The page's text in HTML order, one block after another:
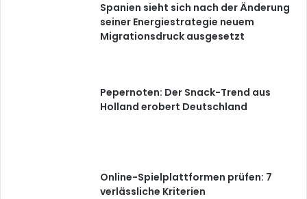
Spanien sieht sich nach der Änderung
seiner Energiestrategie neuem
Migrationsdruck ausgesetzt
Pepernoten: Der Snack-Trend aus
Holland erobert Deutschland
Online-Spielplattformen prüfen: 7
verlässliche Kriterien